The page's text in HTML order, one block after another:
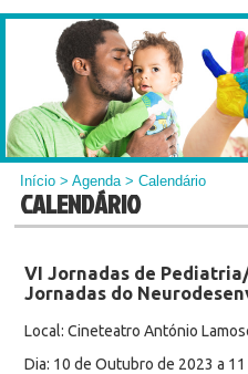
Início >Agenda> Calendário
CALENDÁRIO
VI Jornadas de
Jornadas do
Local: Cineteatro António
Dia: 10 de Outubro de 2023 a